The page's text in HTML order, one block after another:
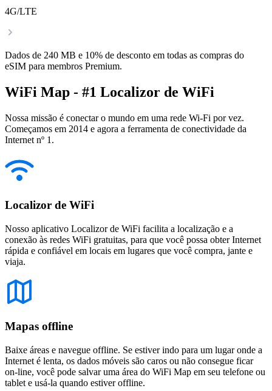
4G/LTE
Dados de 240 MB e 10% de desconto em todas as compras do
eSIM para membros Premium.
WiFi Map - #1 Localizor de WiFi
Nossa missão é conectar o mundo em uma rede Wi-Fi por vez.
Começamos em 2014 e agora a ferramenta de conectividade da
Internet nº 1.
Localizor de WiFi
Nosso aplicativo Localizor de WiFi facilita a localização e a
conexão às redes WiFi gratuitas, para que você possa obter Internet
rápida e confiável em locais em lugares que você compra, jante e
viaja.
Mapas offline
Baixe áreas e navegue offline. Se estiver indo para um lugar onde a
Internet é lenta, os dados móveis são caros ou não consegue ficar
on-line, você pode salvar uma área do WiFi Map em seu telefone ou
tablet e usá-la quando estiver offline.